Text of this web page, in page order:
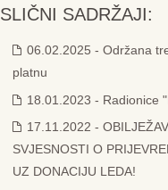
SLIČNI SADRŽAJI:
06.02.2025 - Održana
platnu
18.01.2023 - Radionice
17.11.2022 -
SVJESNOSTI O
UZ DONACIJU LEDA!